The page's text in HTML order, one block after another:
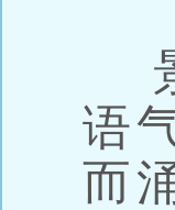
语
而